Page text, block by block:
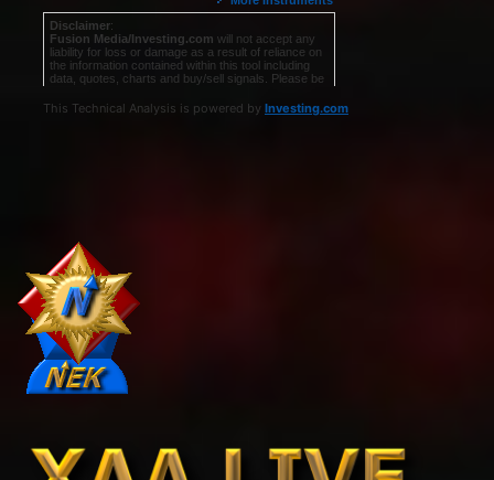
This Technical Analysis is powered by Investing.com